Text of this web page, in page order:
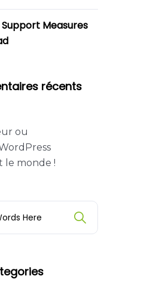
Measures
récents
ou
le monde !